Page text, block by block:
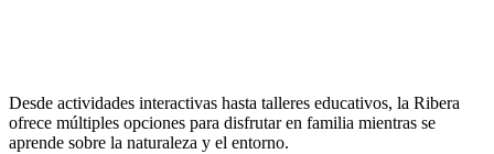
Desde actividades interactivas hasta talleres educativos, la Ribera
ofrece múltiples opciones para disfrutar en familia mientras se
aprende sobre la naturaleza y el entorno.